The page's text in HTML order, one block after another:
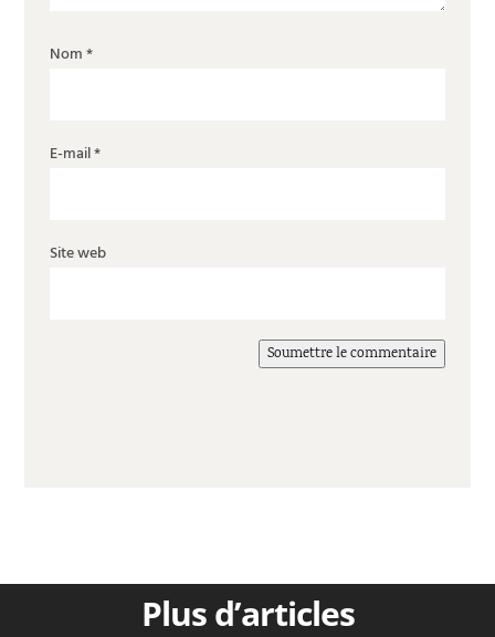
Nom*
E-mail*
Site web
Soumettre le commentaire
Plus d’articles